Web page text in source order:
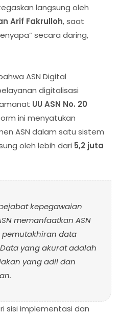
langsung oleh
Arif Fakrulloh, saat
secara daring,
ASN Digital
digitalisasi
UU ASN No. 20
ini menyatukan
ASN dalam satu sistem
oleh lebih dari 5,2 juta
kepegawaian
memanfaatkan ASN
pemutakhiran data
yang akurat adalah
yang adil dan
sisi implementasi dan